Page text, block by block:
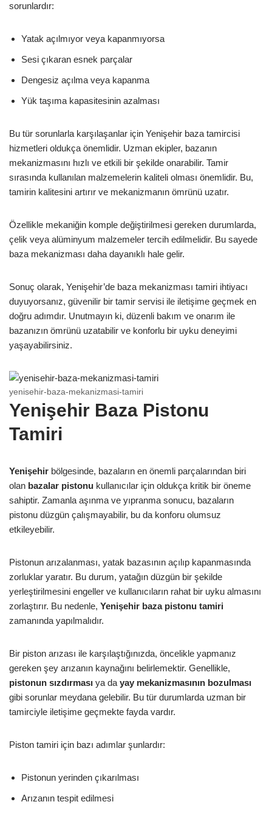
sorunlardır:
Yatak açılmıyor veya kapanmıyorsa
Sesi çıkaran esnek parçalar
Dengesiz açılma veya kapanma
Yük taşıma kapasitesinin azalması
Bu tür sorunlarla karşılaşanlar için Yenişehir baza tamircisi
hizmetleri oldukça önemlidir. Uzman ekipler, bazanın
mekanizmasını hızlı ve etkili bir şekilde onarabilir. Tamir
sırasında kullanılan malzemelerin kaliteli olması önemlidir. Bu,
tamirin kalitesini artırır ve mekanizmanın ömrünü uzatır.
Özellikle mekaniğin komple değiştirilmesi gereken durumlarda,
çelik veya alüminyum malzemeler tercih edilmelidir. Bu sayede
baza mekanizması daha dayanıklı hale gelir.
Sonuç olarak, Yenişehir’de baza mekanizması tamiri ihtiyacı
duyuyorsanız, güvenilir bir tamir servisi ile iletişime geçmek en
doğru adımdır. Unutmayın ki, düzenli bakım ve onarım ile
bazanızın ömrünü uzatabilir ve konforlu bir uyku deneyimi
yaşayabilirsiniz.
yenisehir-baza-mekanizmasi-tamiri
Yenişehir Baza Pistonu
Tamiri
Yenişehir bölgesinde, bazaların en önemli parçalarından biri
olan bazalar pistonu kullanıcılar için oldukça kritik bir öneme
sahiptir. Zamanla aşınma ve yıpranma sonucu, bazaların
pistonu düzgün çalışmayabilir, bu da konforu olumsuz
etkileyebilir.
Pistonun arızalanması, yatak bazasının açılıp kapanmasında
zorluklar yaratır. Bu durum, yatağın düzgün bir şekilde
yerleştirilmesini engeller ve kullanıcıların rahat bir uyku almasını
zorlaştırır. Bu nedenle, Yenişehir baza pistonu tamiri
zamanında yapılmalıdır.
Bir piston arızası ile karşılaştığınızda, öncelikle yapmanız
gereken şey arızanın kaynağını belirlemektir. Genellikle,
pistonun sızdırması ya da yay mekanizmasının bozulması
gibi sorunlar meydana gelebilir. Bu tür durumlarda uzman bir
tamirciyle iletişime geçmekte fayda vardır.
Piston tamiri için bazı adımlar şunlardır:
Pistonun yerinden çıkarılması
Arızanın tespit edilmesi